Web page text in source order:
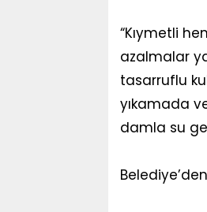
“Kıymetli
azalmalar
tasarruflu
yıkamada
damla su